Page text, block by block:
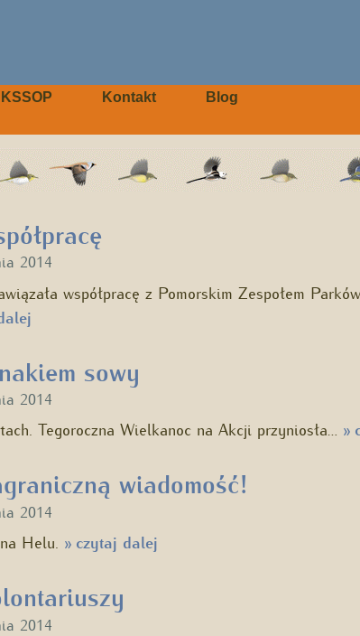
KSSOP Kontakt Blog
2014
współpracę z Pomorskim Zespołem Parków
sowy
2014
Tegoroczna Wielkanoc na Akcji przyniosła… »
wiadomość!
2014
Helu. »czytaj dalej
2014